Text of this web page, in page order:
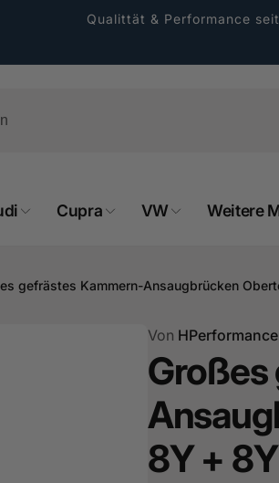
Qualittät & Performance
Cupra VW Weitere
gefrästes Kammern-Ansaugbrücken
Von
8Y +